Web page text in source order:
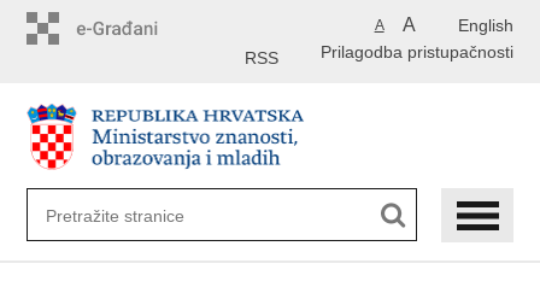
English
A A
Prilagodba pristupačnosti
RSS